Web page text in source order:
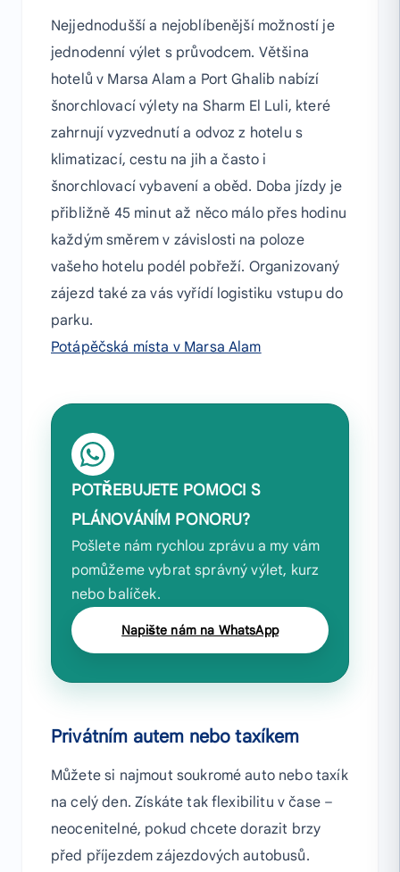
Nejjednodušší a nejoblíbenější možností je
jednodenní výlet s průvodcem. Většina
hotelů v Marsa Alam a Port Ghalib nabízí
šnorchlovací výlety na Sharm El Luli, které
zahrnují vyzvednutí a odvoz z hotelu s
klimatizací, cestu na jih a často i
šnorchlovací vybavení a oběd. Doba jízdy je
přibližně 45 minut až něco málo přes hodinu
každým směrem v závislosti na poloze
vašeho hotelu podél pobřeží. Organizovaný
zájezd také za vás vyřídí logistiku vstupu do
parku.
Potápěčská místa v Marsa Alam
POTŘEBUJETE POMOCI S
PLÁNOVÁNÍM PONORU?
Pošlete nám rychlou zprávu a my vám
pomůžeme vybrat správný výlet, kurz
nebo balíček.
Napište nám na WhatsApp
Privátním autem nebo taxíkem
Můžete si najmout soukromé auto nebo taxík
na celý den. Získáte tak flexibilitu v čase –
neocenitelné, pokud chcete dorazit brzy
před příjezdem zájezdových autobusů.